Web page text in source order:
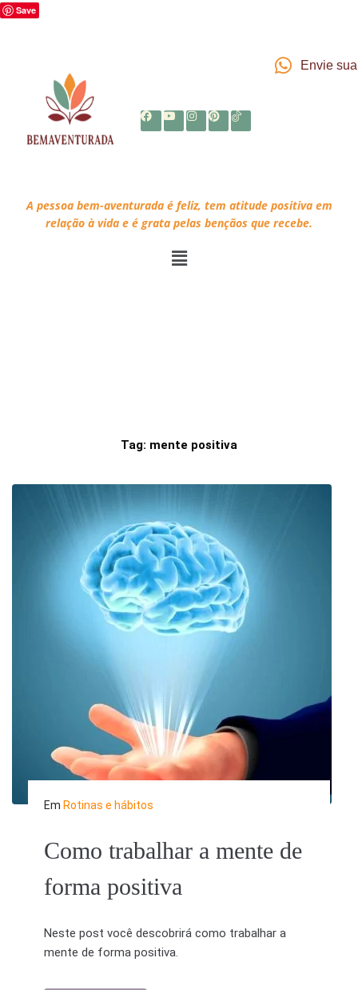
Save
Envie
A pessoa bem-aventurada é feliz, tem atitude positiva em
relação à vida e é grata pelas bençãos que recebe.
Tag: mente positiva
Em Rotinas e hábitos
Como trabalhar a mente de
forma positiva
Neste post você descobrirá como trabalhar a
mente de forma positiva.